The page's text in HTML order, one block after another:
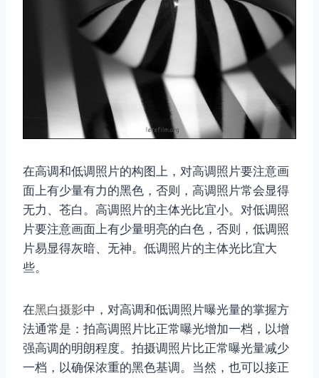
在高调和低调照片的构图上，对高调照片要注意画
面上有少量有力的黑色，否则，高调照片常会显得
无力、苍白。高调照片的主体光比宜小。对低调照
片要注意画面上有少量明亮的白色，否则，低调照
片易显得灰暗、无神。低调照片的主体光比宜大
些。
在黑白摄影中，对高调和低调照片曝光量的掌握方
法通常是：拍高调照片比正常曝光增加一档，以增
强高调的明朗程度。拍摄调照片比正常曝光量减少
一档，以确保浓重的黑色基调。当然，也可以接正